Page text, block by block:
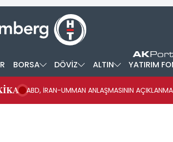
BORSA DÖVİZ ALTIN YATIRIM
ABD, İRAN-UMMAN ANLAŞMASININ